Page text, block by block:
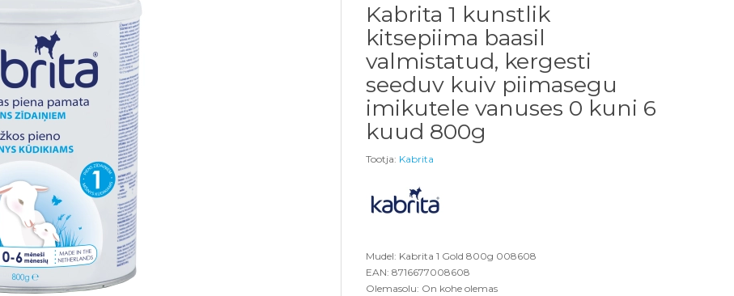
Kabrita 1 kunstlik
kitsepiima baasil
valmistatud, kergesti
seeduv kuiv piimasegu
imikutele vanuses 0 kuni 6
kuud 800g
Tootja: Kabrita
Mudel: Kabrita 1 Gold 800g 008608
EAN: 8716677008608
Olemasolu: On kohe olemas